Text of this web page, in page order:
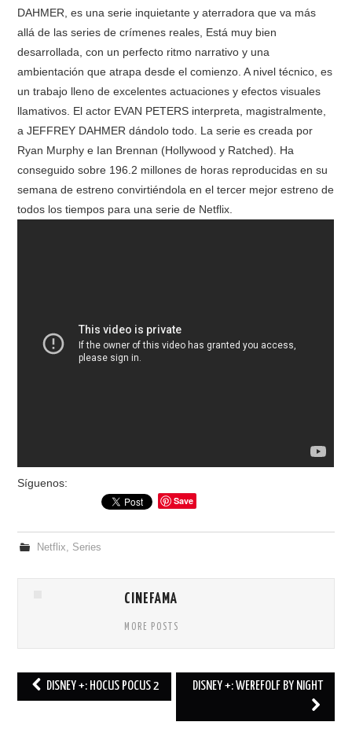
DAHMER, es una serie inquietante y aterradora que va más
allá de las series de crímenes reales, Está muy bien
desarrollada, con un perfecto ritmo narrativo y una
ambientación que atrapa desde el comienzo. A nivel técnico, es
un trabajo lleno de excelentes actuaciones y efectos visuales
llamativos. El actor EVAN PETERS interpreta, magistralmente,
a JEFFREY DAHMER dándolo todo. La serie es creada por
Ryan Murphy e Ian Brennan (Hollywood y Ratched). Ha
conseguido sobre 196.2 millones de horas reproducidas en su
semana de estreno convirtiéndola en el tercer mejor estreno de
todos los tiempos para una serie de Netflix.
Síguenos:
Save
Netflix, Series
CINEFAMA
MORE POSTS
DISNEY +: HOCUS POCUS 2 DISNEY +: WEREFOLF BY NIGHT